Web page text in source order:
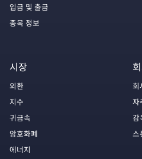
입금 및 출금
종목 정보
시장
외환
지수
귀금속
암호화폐
에너지
회
자
감
스